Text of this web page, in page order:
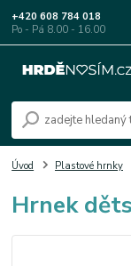
+420 608 784 018
Po - Pá 8.00 - 16.00
Úvod Plastové hrnky
Hrnek